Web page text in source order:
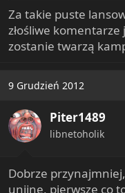
Za takie puste
złośliwe
zostanie twarzą
9 Grudzień 2012
Piter1489
libnetoholik
Dobrze
unijne, pierwsze co